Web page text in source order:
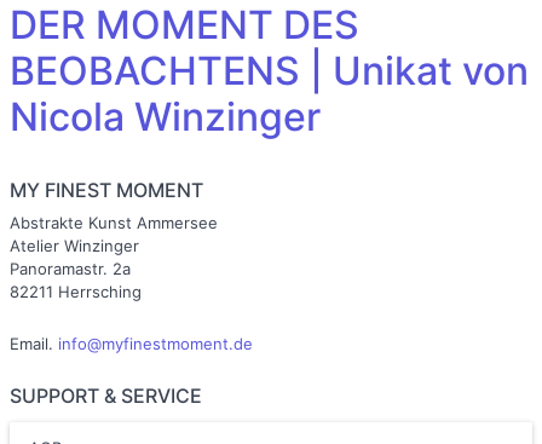
DER MOMENT DES
BEOBACHTENS | Unikat von
Nicola Winzinger
MY FINEST MOMENT
Abstrakte Kunst Ammersee
Atelier Winzinger
Panoramastr. 2a
82211 Herrsching
Email. info@myfinestmoment.de
SUPPORT & SERVICE